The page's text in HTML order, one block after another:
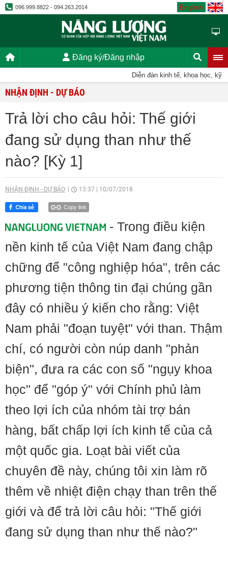
096.999.8822 - 094.263.2014 English
Đăng ký/Đăng nhập
Diễn đàn kinh tế, khoa học, kỹ
NHẬN ĐỊNH - DỰ BÁO
Trả lời cho câu hỏi: Thế giới
đang sử dụng than như thế
nào? [Kỳ 1]
NHẬN ĐỊNH - DỰ BÁO 13:37 10/07/2018
Copy link
- Trong điều kiện
nền kinh tế của Việt Nam đang chập
chững để "công nghiệp hóa", trên các
phương tiện thông tin đại chúng gần
đây có nhiều ý kiến cho rằng: Việt
Nam phải "đoạn tuyệt" với than. Thậm
chí, có người còn núp danh "phản
biện", đưa ra các con số "ngụy khoa
học" để "góp ý" với Chính phủ làm
theo lợi ích của nhóm tài trợ bán
hàng, bất chấp lợi ích kinh tế của cả
một quốc gia. Loạt bài viết của
chuyên đề này, chúng tôi xin làm rõ
thêm về nhiệt điện chạy than trên thế
giới và để trả lời câu hỏi: "Thế giới
đang sử dụng than như thế nào?"